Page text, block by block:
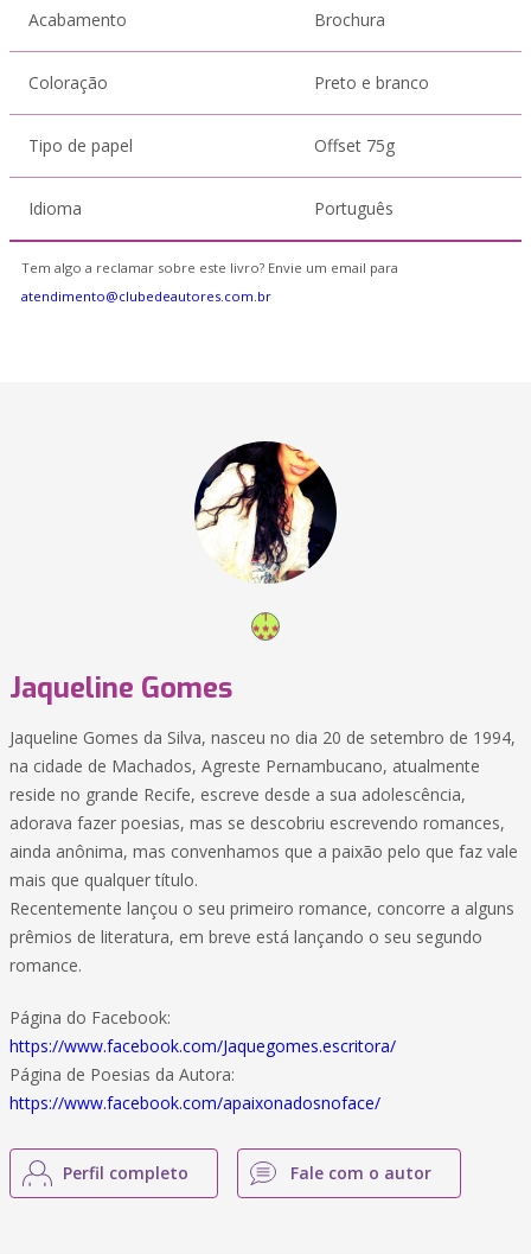
Acabamento Brochura
Coloração Preto e branco
Tipo de papel Offset 75g
Idioma Português
Tem algo a reclamar sobre este livro? Envie um email para
atendimento@clubedeautores.com.br
Jaqueline Gomes
Jaqueline Gomes da Silva, nasceu no dia 20 de setembro de 1994,
na cidade de Machados, Agreste Pernambucano, atualmente
reside no grande Recife, escreve desde a sua adolescência,
adorava fazer poesias, mas se descobriu escrevendo romances,
ainda anônima, mas convenhamos que a paixão pelo que faz vale
mais que qualquer título.
Recentemente lançou o seu primeiro romance, concorre a alguns
prêmios de literatura, em breve está lançando o seu segundo
romance.
Página do Facebook:
https://www.facebook.com/Jaquegomes.escritora/
Página de Poesias da Autora:
https://www.facebook.com/apaixonadosnoface/
Perfil completo Fale com o autor